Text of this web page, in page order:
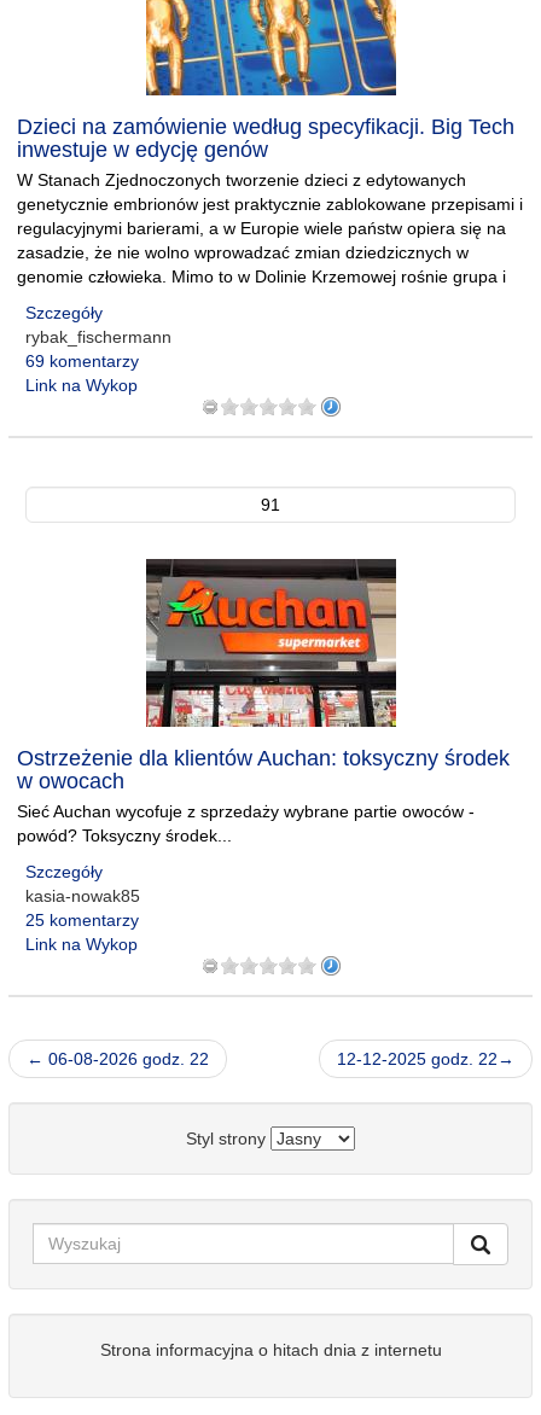
Dzieci na zamówienie według specyfikacji. Big Tech
inwestuje w edycję genów
W Stanach Zjednoczonych tworzenie dzieci z edytowanych
genetycznie embrionów jest praktycznie zablokowane przepisami i
regulacyjnymi barierami, a w Europie wiele państw opiera się na
zasadzie, że nie wolno wprowadzać zmian dziedzicznych w
genomie człowieka. Mimo to w Dolinie Krzemowej rośnie grupa i
Szczegóły
rybak_fischermann
69 komentarzy
Link na Wykop
91
Ostrzeżenie dla klientów Auchan: toksyczny środek
w owocach
Sieć Auchan wycofuje z sprzedaży wybrane partie owoców -
powód? Toksyczny środek...
Szczegóły
kasia-nowak85
25 komentarzy
Link na Wykop
← 06-08-2026 godz. 22 12-12-2025 godz. 22→
Styl strony
Strona informacyjna o hitach dnia z internetu